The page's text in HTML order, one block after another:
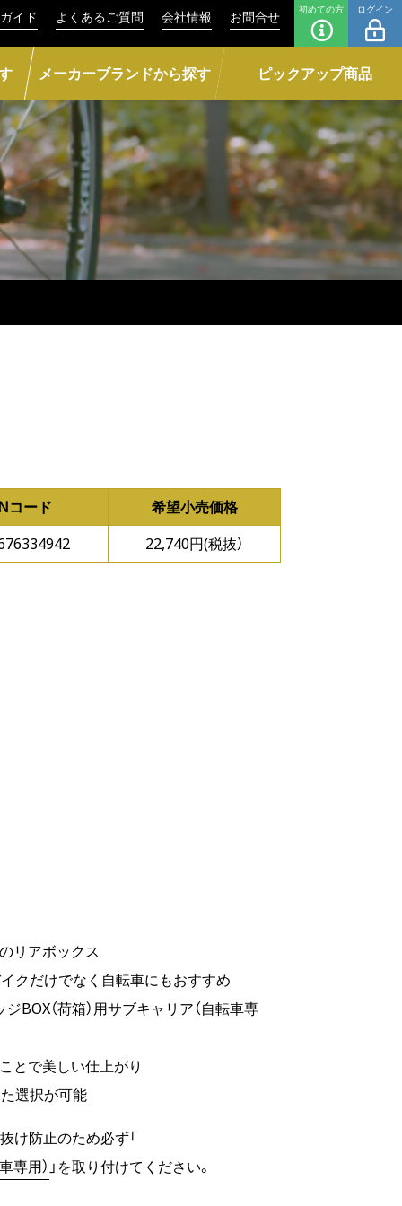
イド よくあるご質問 会社情報 お問合せ 初めての方 ログイン
メーカーブランドから探す ピックアップ商品
コード
希望小売価格
22,740円(税抜）
リアボックス
クだけでなく自転車にもおすすめ
BOX（荷箱）用サブキャリア（自転車専
とで美しい仕上がり
選択が可能
け防止のため必ず「
専用） 」を取り付けてください。